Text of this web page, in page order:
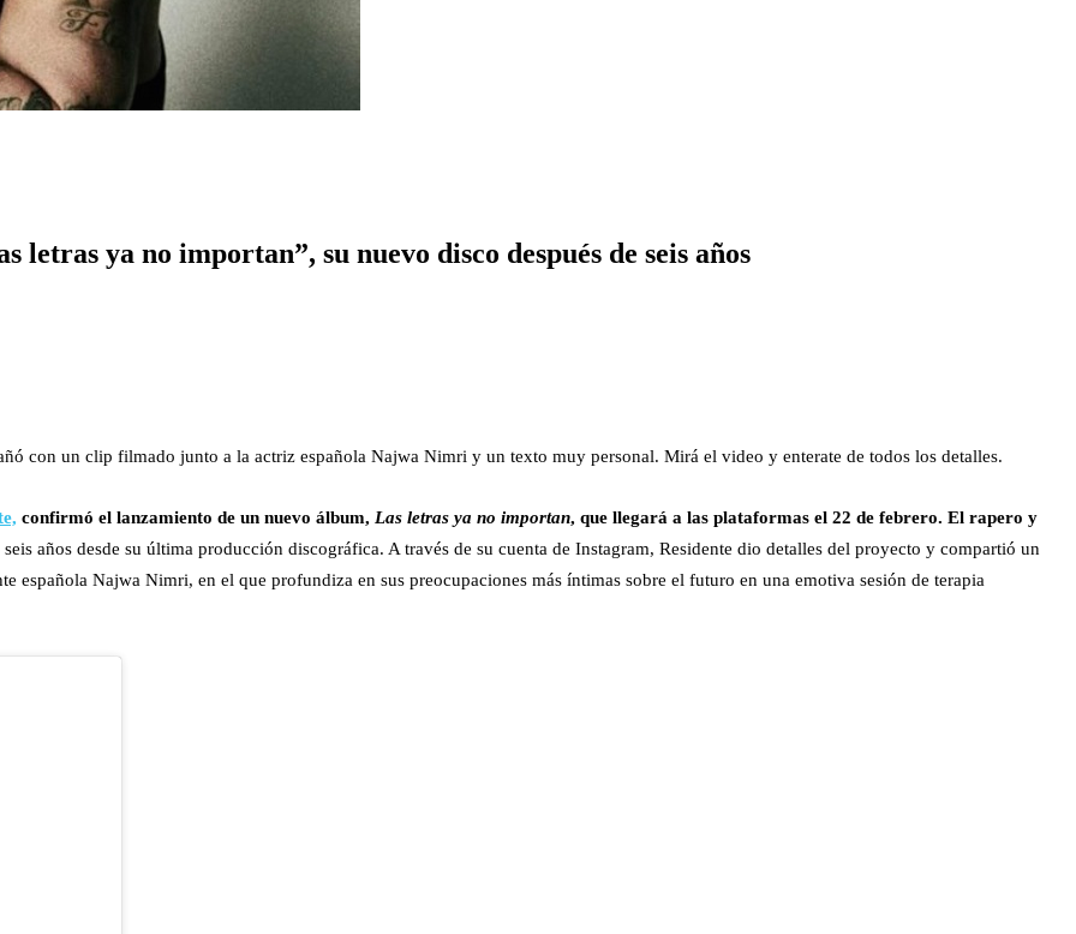
letras ya no importan”, su nuevo disco después de seis años
con un clip filmado junto a la actriz española Najwa Nimri y un texto muy personal. Mirá el video y enterate de todos los detalles.
confirmó el lanzamiento de un nuevo álbum, Las letras ya no importan, que llegará a las plataformas el 22 de febrero. El rapero y
años desde su última producción discográfica. A través de su cuenta de Instagram, Residente dio detalles del proyecto y compartió un
española Najwa Nimri, en el que profundiza en sus preocupaciones más íntimas sobre el futuro en una emotiva sesión de terapia